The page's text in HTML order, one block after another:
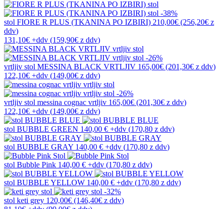
-38%
stol FIORE R PLUS (TKANINA PO IZBIRI) 210,00€ (256,20€ z
ddv)
131,10€ +ddv (159,90€ z ddv)
-26%
vrtljiv stol MESSINA BLACK VRTLJIV 165,00€ (201,30€ z ddv)
122,10€ +ddv (149,00€ z ddv)
-26%
vrtljiv stol messina cognac vrtljiv 165,00€ (201,30€ z ddv)
122,10€ +ddv (149,00€ z ddv)
stol BUBBLE GREEN 140,00 € +ddv (170,80 z ddv)
stol BUBBLE GRAY 140,00 € +ddv (170,80 z ddv)
stol Bubble Pink 140,00 € +ddv (170,80 z ddv)
stol BUBBLE YELLOW 140,00 € +ddv (170,80 z ddv)
-32%
stol keti grey 120,00€ (146,40€ z ddv)